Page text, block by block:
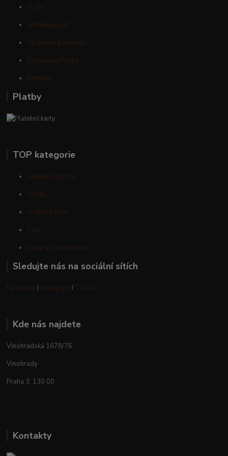
O nás
Jak Nakupovat
Obchodní podmínky
Doprava a Platby
Kontakty
Platby
TOP kategorie
Arabské cukroví
Oříšky
Arabská káva
Čaje
Datle a sušené plody
Sledujte nás na sociální sítích
Facebook I Instagram I TikTok
Kde nás najdete
Vinohradská 1678/76
Vinohrady
Praha 3, 130 00
Kontakty